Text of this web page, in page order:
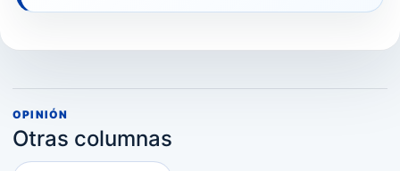
OPINIÓN
Otras columnas